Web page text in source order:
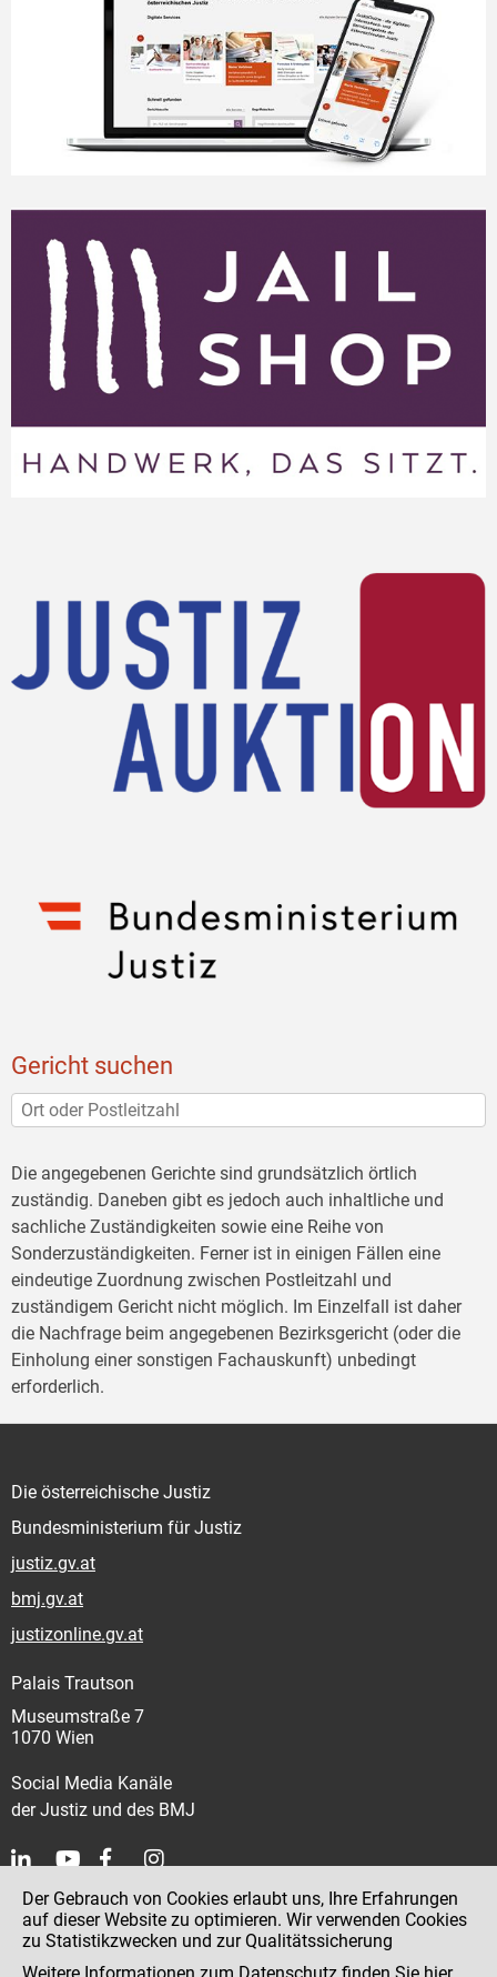
Gericht suchen
Die angegebenen Gerichte sind grundsätzlich örtlich
zuständig. Daneben gibt es jedoch auch inhaltliche und
sachliche Zuständigkeiten sowie eine Reihe von
Sonderzuständigkeiten. Ferner ist in einigen Fällen eine
eindeutige Zuordnung zwischen Postleitzahl und
zuständigem Gericht nicht möglich. Im Einzelfall ist daher
die Nachfrage beim angegebenen Bezirksgericht (oder die
Einholung einer sonstigen Fachauskunft) unbedingt
erforderlich.
Die österreichische Justiz
Bundesministerium für Justiz
justiz.gv.at
bmj.gv.at
justizonline.gv.at
Palais Trautson
Museumstraße 7
1070 Wien
Social Media Kanäle
der Justiz und des BMJ
Kontakt
Impressum
Der Gebrauch von Cookies erlaubt uns, Ihre Erfahrungen
auf dieser Website zu optimieren. Wir verwenden Cookies
zu Statistikzwecken und zur Qualitätssicherung